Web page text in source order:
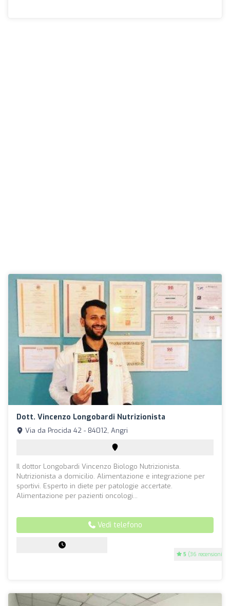
Dott. Vincenzo Longobardi Nutrizionista
5 (36 recensioni)
Via da Procida 42 - 84012, Angri
Il dottor Longobardi Vincenzo Biologo Nutrizionista.
Nutrizionista a domicilio. Alimentazione e integrazione per
sportivi. Esperto in diete per patologie accertate.
Alimentazione per pazienti oncologi...
Vedi telefono